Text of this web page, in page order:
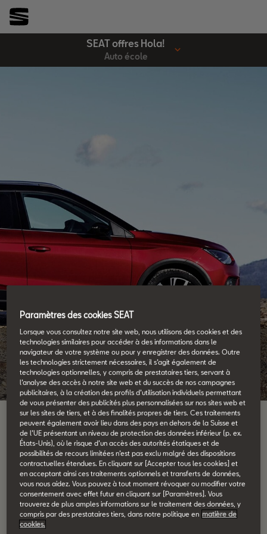
SEAT offres Hola!
Auto école
Auto-écoles
Paramètres des cookies SEAT
Lorsque vous consultez notre site web, nous utilisons des cookies et des
technologies similaires pour accéder à des informations dans le
navigateur de votre système ou pour y enregistrer des données. Outre
les technologies strictement nécessaires, il s’agit également de
technologies optionnelles, y compris de prestataires tiers, servant à
l’analyse des accès à notre site web et du succès de nos campagnes
publicitaires, à la création des profils d’utilisation individuels permettant
de vous présenter des publicités plus personnalisées sur nos sites web et
sur les sites de tiers, et à des finalités propres de tiers. Ces traitements
peuvent également avoir lieu dans des pays en dehors de la Suisse et
de l’UE présentant un niveau de protection des données inférieur (p. ex.
États-Unis), où le risque d’un accès des autorités étatiques et de
possibilités de recours limitées n’est pas exclu malgré des dispositions
contractuelles étendues. En cliquant sur [Accepter tous les cookies] et
en acceptant ainsi ces traitements optionnels et transferts de données,
vous nous aidez. Vous pouvez à tout moment révoquer ou modifier votre
consentement avec effet futur en cliquant sur [Paramètres]. Vous
trouverez de plus amples informations sur le traitement des données, y
compris par des prestataires tiers, dans notre politique en matière de
cookies.